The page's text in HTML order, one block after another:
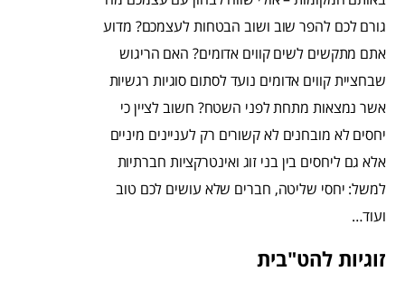
גורם לכם להפר שוב ושוב הבטחות לעצמכם? מדוע
אתם מתקשים לשים קווים אדומים? האם הריגוש
שבחציית קווים אדומים נועד לסתום סוגיות רגשיות
אשר נמצאות מתחת לפני השטח? חשוב לציין כי
יחסים לא מובחנים לא קשורים רק לעניינים מיניים
אלא גם ליחסים בין בני זוג ואינטרקציות חברתיות
למשל: יחסי שליטה, חברים שלא עושים לכם טוב
ועוד…
זוגיות להט"בית